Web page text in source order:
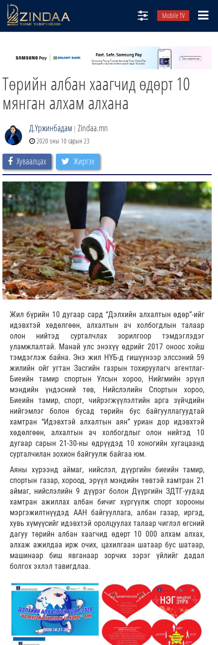
Mobile TV
ТВ8
ӨГЛӨӨНИЙ СОНИН
АУДИО ЗОХИОЛ
Төрийн албан хаагчид өдөрт 10
мянган алхам алхана
Д.Үржинбадам | Zindaa.mn
2020 оны 10 сарын 23
Хуваалцах Жиргэх
Жил бүрийн 10 дугаар сард “Дэлхийн алхалтын өдөр”-ийг
идэвхтэй хөдөлгөөн, алхалтын ач холбогдлын талаар
олон нийтэд сурталчлах зорилгоор тэмдэглэдэг
уламжлалтай. Манай улс энэхүү өдрийг 2017 оноос хойш
тэмдэглэж байна. Энэ жил НҮБ-д гишүүнээр элссэний 59
жилийн ойг угтан Засгийн газрын тохируулагч агентлаг-
Биеийн тамир спортын Улсын хороо, Нийгмийн эрүүл
мэндийн үндэсний төв, Нийслэлийн Спортын хороо,
Биеийн тамир, спорт, чийрэгжүүлэлтийн арга зүйчдийн
нийгэмлэг болон бусад төрийн бус байгууллагуудтай
хамтран “Идэвхтэй алхалтын аян” уриан дор идэвхтэй
хөдөлгөөн, алхалтын ач холбогдлыг олон нийтэд 10
дугаар сарын 21-30-ны өдрүүдэд 10 хоногийн хугацаанд
сурталчилан зохион байгуулж байгаа юм.
Аяны хүрээнд аймаг, нийслэл, дүүргийн биеийн тамир,
спортын газар, хороод, эрүүл мэндийн төвтэй хамтран 21
аймаг, нийслэлийн 9 дүүрэг болон Дүүргийн ЗДТГ-уудад
хамтран ажиллах албан бичиг хүргүүлж спорт хорооны
мэргэжилтнүүдэд ААН байгууллага, албан газар, иргэд,
хувь хүмүүсийг идэвхтэй оролцуулах талаар чиглэл өгсний
дагуу төрийн албан хаагчид өдөрт 10 000 алхам алхах,
алхаж ажилдаа ирж очих, цахилгаан шатаар бус шатаар,
машинаар биш явганаар зорчих зэрэг үйлийг дадал
болгох эхлэл тавигдлаа.